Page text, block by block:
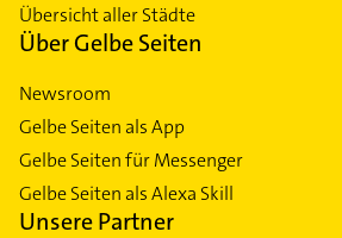
Übersicht aller Städte
Über Gelbe Seiten
Newsroom
Gelbe Seiten als App
Gelbe Seiten für Messenger
Gelbe Seiten als Alexa Skill
Unsere Partner